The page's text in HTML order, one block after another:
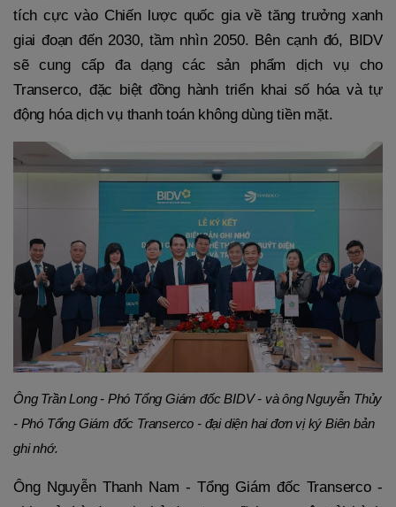
tích cực vào Chiến lược quốc gia về tăng trưởng xanh
giai đoạn đến 2030, tầm nhìn 2050. Bên cạnh đó, BIDV
sẽ cung cấp đa dạng các sản phẩm dịch vụ cho
Transerco, đặc biệt đồng hành triển khai số hóa và tự
động hóa dịch vụ thanh toán không dùng tiền mặt.
Ông Trần Long - Phó Tổng Giám đốc BIDV - và ông Nguyễn Thủy
- Phó Tổng Giám đốc Transerco - đại diện hai đơn vị ký Biên bản
ghi nhớ.
Ông Nguyễn Thanh Nam - Tổng Giám đốc Transerco -